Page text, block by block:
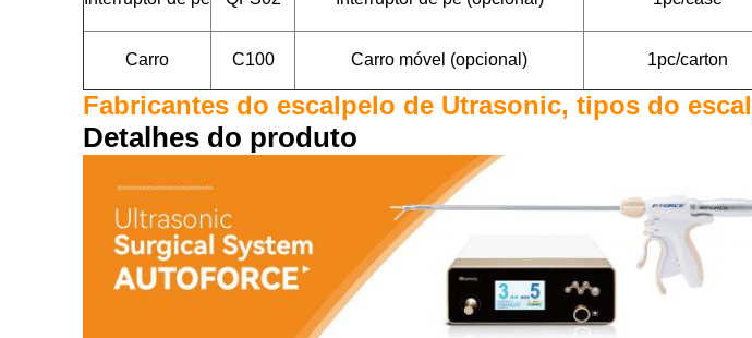
Carro C100 Carro móvel (opcional) 1pc/carton
Fabricantes do escalpelo de Utrasonic, tipos do
Detalhes do produto